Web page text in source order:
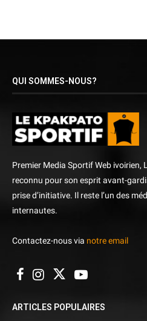
QUI SOMMES-NOUS?
Premier Media Sportif Web ivoirien,
reconnu pour son esprit avant-
prise d’initiative. Il reste l’un des
internautes.
Contactez-nous via notre email
ARTICLES POPULAIRES